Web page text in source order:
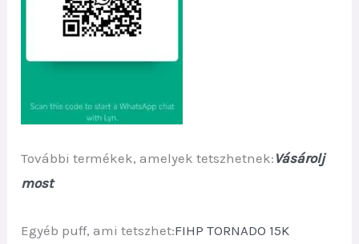
További termékek, amelyek tetszhetnek: Vásárolj
most
Egyéb puff, ami tetszhet:FIHP TORNADO 15K